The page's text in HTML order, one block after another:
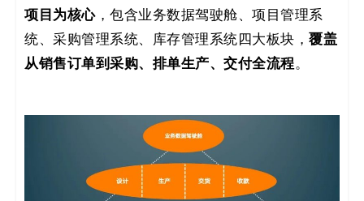
项目为核心，包含业务数据驾驶舱、项目管理系
统、采购管理系统、库存管理系统四大板块， 覆盖
从销售订单到采购、排单生产、交付全流程。